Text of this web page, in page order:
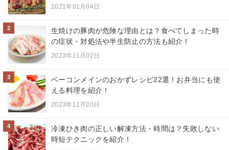
2021年01月04日
2
生焼けの豚肉が危険な理由とは？食べてしまった時
の症状・対処法や半生防止の方法も紹介！
2023年11月02日
3
ベーコンメインのおかずレシピ22選！お弁当にも使
える料理を紹介！
2023年11月20日
4
冷凍ひき肉の正しい解凍方法・時間は？失敗しない
時短テクニックを紹介！